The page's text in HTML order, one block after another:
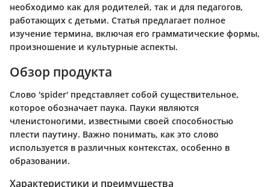
необходимо как для родителей, так и для педагогов,
работающих с детьми. Статья предлагает полное
изучение термина, включая его грамматические формы,
произношение и культурные аспекты.
Обзор продукта
Слово 'spider' представляет собой существительное,
которое обозначает паука. Пауки являются
членистоногими, известными своей способностью
плести паутину. Важно понимать, как это слово
используется в различных контекстах, особенно в
образовании.
Характеристики и преимущества